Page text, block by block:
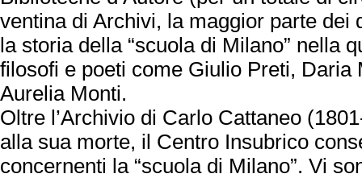
ventina di Archivi, la maggior parte dei
la storia della “scuola di Milano” nella
filosofi e poeti come Giulio Preti, Daria
Aurelia Monti.
Oltre l’Archivio di Carlo Cattaneo
alla sua morte, il Centro Insubrico
concernenti la “scuola di Milano”. Vi